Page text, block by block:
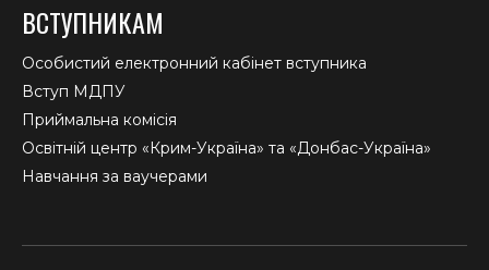
ВСТУПНИКАМ
Особистий електронний кабінет вступника
Вступ МДПУ
Приймальна комісія
Освітній центр «Крим-Україна» та «Донбас-Україна»
Навчання за ваучерами